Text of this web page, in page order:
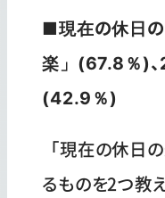
■現在の休日の
楽」(67.8％)、
(42.9％)
「現在の休日
るものを2つ教